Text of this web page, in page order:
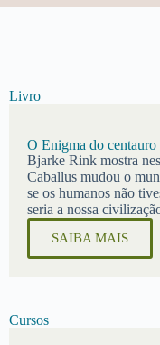
Livro
O Enigma do centauro
Bjarke Rink mostra
Caballus mudou o
se os humanos não
seria a nossa
SAIBA MAIS
Cursos